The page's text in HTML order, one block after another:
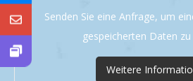
Senden Sie eine Anfrage, um
gespeicherten Daten
Weitere